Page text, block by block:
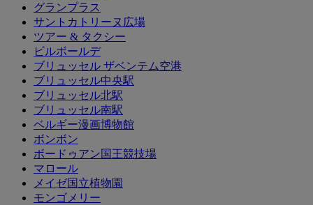
グランプラス
サントカトリーヌ広場
ツアー & タクシー
ビルボールデ
ブリュッセル ザベンテム空港
ブリュッセル中央駅
ブリュッセル北駅
ブリュッセル南駅
ベルギー漫画博物館
ボンボン
ボードゥアン国王競技場
マロール
メイゼ国立植物園
モンゴメリー